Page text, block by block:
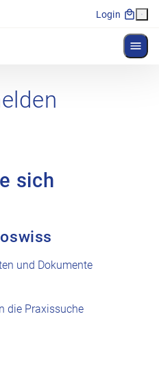
Login
sich
und Dokumente
die Praxissuche